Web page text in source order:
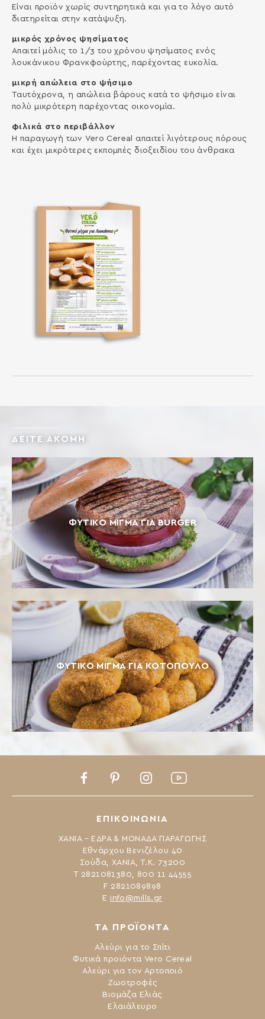
Είναι προϊόν χωρίς συντηρητικά και για το λόγο αυτό
διατηρείται στην κατάψυξη.
μικρός χρόνος ψησίματος
Απαιτεί µόλις το 1/3 του χρόνου ψησίµατος ενός
λουκάνικου Φρανκφούρτης, παρέχοντας ευκολία.
μικρή απώλεια στο ψήσιμο
Ταυτόχρονα, η απώλεια βάρους κατά το ψήσιµο είναι
πολύ µικρότερη παρέχοντας οικονοµία.
φιλικά στο περιβάλλον
Η παραγωγή των Vero Cereal απαιτεί λιγότερους πόρους
και έχει µικρότερες εκποµπές διοξειδίου του άνθρακα
ΔΕΙΤΕ ΑΚΟΜΗ
ΦΥΤΙΚΌ ΜΊΓΜΑ ΓΙΑ BURGER
ΦΥΤΙΚΌ ΜΊΓΜΑ ΓΙΑ ΚΟΤΌΠΟΥΛΟ
ΤΑ ΠΡΟΪΟΝΤΑ
Αλεύρι για το Σπίτι
Φυτικά προϊόντα Vero Cereal
Αλεύρι για τον Αρτοποιό
Ζωοτροφές
Βιομάζα Ελιάς
Ελαιάλευρο
ΕΠΙΚΟΙΝΩΝΙΑ
ΧΑΝΙΑ – ΕΔΡΑ & ΜΟΝΑΔΑ ΠΑΡΑΓΩΓΗΣ
Εθνάρχου Βενιζέλου 40
Σούδα, ΧΑΝΙΑ, Τ.Κ. 73200
Τ 2821081380, 800 11 44555
F 2821089898
Ε info@mills.gr
FacebookPinterestInstagramYoutube